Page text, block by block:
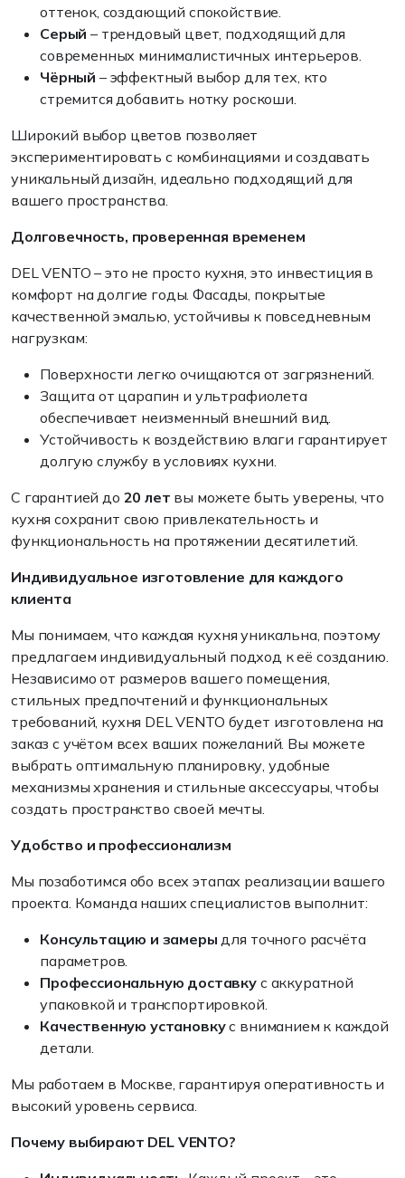
оттенок, создающий спокойствие.
Серый – трендовый цвет, подходящий для
современных минималистичных интерьеров.
Чёрный – эффектный выбор для тех, кто
стремится добавить нотку роскоши.
Широкий выбор цветов позволяет
экспериментировать с комбинациями и создавать
уникальный дизайн, идеально подходящий для
вашего пространства.
Долговечность, проверенная временем
DEL VENTO – это не просто кухня, это инвестиция в
комфорт на долгие годы. Фасады, покрытые
качественной эмалью, устойчивы к повседневным
нагрузкам:
Поверхности легко очищаются от загрязнений.
Защита от царапин и ультрафиолета
обеспечивает неизменный внешний вид.
Устойчивость к воздействию влаги гарантирует
долгую службу в условиях кухни.
С гарантией до 20 лет вы можете быть уверены, что
кухня сохранит свою привлекательность и
функциональность на протяжении десятилетий.
Индивидуальное изготовление для каждого
клиента
Мы понимаем, что каждая кухня уникальна, поэтому
предлагаем индивидуальный подход к её созданию.
Независимо от размеров вашего помещения,
стильных предпочтений и функциональных
требований, кухня DEL VENTO будет изготовлена на
заказ с учётом всех ваших пожеланий. Вы можете
выбрать оптимальную планировку, удобные
механизмы хранения и стильные аксессуары, чтобы
создать пространство своей мечты.
Удобство и профессионализм
Мы позаботимся обо всех этапах реализации вашего
проекта. Команда наших специалистов выполнит:
Консультацию и замеры для точного расчёта
параметров.
Профессиональную доставку с аккуратной
упаковкой и транспортировкой.
Качественную установкус вниманием к каждой
детали.
Мы работаем в Москве, гарантируя оперативность и
высокий уровень сервиса.
Почему выбирают DEL VENTO?